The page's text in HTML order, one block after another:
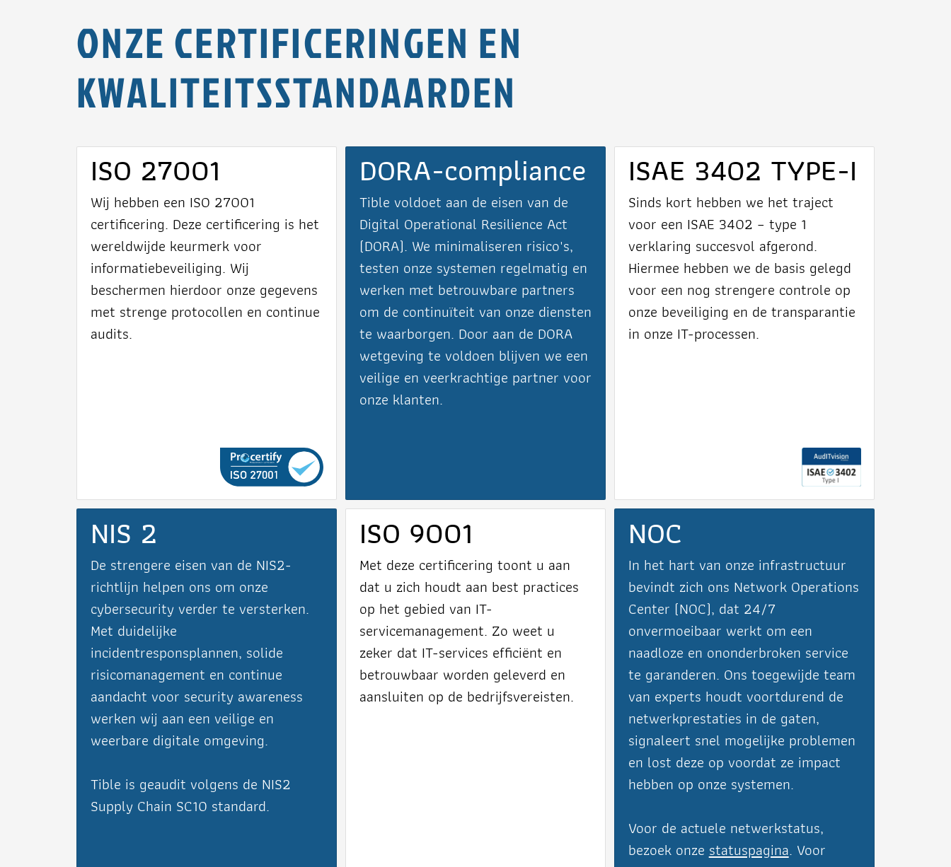
ONZE CERTIFICERINGEN EN
KWALITEITSSTANDAARDEN
ISO 27001
Wij hebben een ISO 27001
certificering. Deze certificering is het
wereldwijde keurmerk voor
informatiebeveiliging. Wij
beschermen hierdoor onze gegevens
met strenge protocollen en continue
audits.
DORA-compliance
Tible voldoet aan de eisen van de
Digital Operational Resilience Act
(DORA). We minimaliseren risico's,
testen onze systemen regelmatig en
werken met betrouwbare partners
om de continuïteit van onze diensten
te waarborgen. Door aan de DORA
wetgeving te voldoen blijven we een
veilige en veerkrachtige partner voor
onze klanten.
ISAE 3402 TYPE-I
Sinds kort hebben we het traject
voor een ISAE 3402 – type 1
verklaring succesvol afgerond.
Hiermee hebben we de basis gelegd
voor een nog strengere controle op
onze beveiliging en de transparantie
in onze IT-processen.
NIS 2
De strengere eisen van de NIS2-
richtlijn helpen ons om onze
cybersecurity verder te versterken.
Met duidelijke
incidentresponsplannen, solide
risicomanagement en continue
aandacht voor security awareness
werken wij aan een veilige en
weerbare digitale omgeving.
Tible is geaudit volgens de NIS2
Supply Chain SC10 standard.
ISO 9001
Met deze certificering toont u aan
dat u zich houdt aan best practices
op het gebied van IT-
servicemanagement. Zo weet u
zeker dat IT-services efficiënt en
betrouwbaar worden geleverd en
aansluiten op de bedrijfsvereisten.
NOC
In het hart van onze infrastructuur
bevindt zich ons Network Operations
Center (NOC), dat 24/7
onvermoeibaar werkt om een
naadloze en ononderbroken service
te garanderen. Ons toegewijde team
van experts houdt voortdurend de
netwerkprestaties in de gaten,
signaleert snel mogelijke problemen
en lost deze op voordat ze impact
hebben op onze systemen.
Voor de actuele netwerkstatus,
bezoek onze statuspagina. Voor